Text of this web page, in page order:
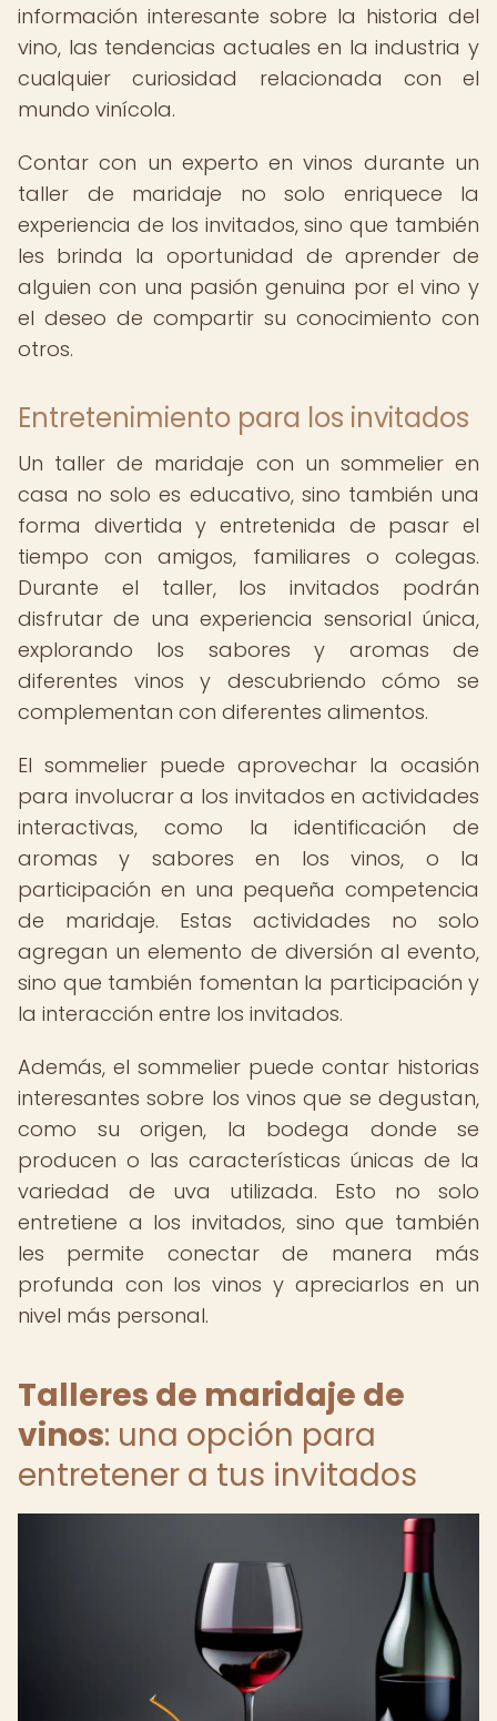
información interesante sobre la historia del
vino, las tendencias actuales en la industria y
cualquier curiosidad relacionada con el
mundo vinícola.
Contar con un experto en vinos durante un
taller de maridaje no solo enriquece la
experiencia de los invitados, sino que también
les brinda la oportunidad de aprender de
alguien con una pasión genuina por el vino y
el deseo de compartir su conocimiento con
otros.
Entretenimiento para los invitados
Un taller de maridaje con un sommelier en
casa no solo es educativo, sino también una
forma divertida y entretenida de pasar el
tiempo con amigos, familiares o colegas.
Durante el taller, los invitados podrán
disfrutar de una experiencia sensorial única,
explorando los sabores y aromas de
diferentes vinos y descubriendo cómo se
complementan con diferentes alimentos.
El sommelier puede aprovechar la ocasión
para involucrar a los invitados en actividades
interactivas, como la identificación de
aromas y sabores en los vinos, o la
participación en una pequeña competencia
de maridaje. Estas actividades no solo
agregan un elemento de diversión al evento,
sino que también fomentan la participación y
la interacción entre los invitados.
Además, el sommelier puede contar historias
interesantes sobre los vinos que se degustan,
como su origen, la bodega donde se
producen o las características únicas de la
variedad de uva utilizada. Esto no solo
entretiene a los invitados, sino que también
les permite conectar de manera más
profunda con los vinos y apreciarlos en un
nivel más personal.
Talleres de maridaje de
vinos: una opción para
entretener a tus invitados